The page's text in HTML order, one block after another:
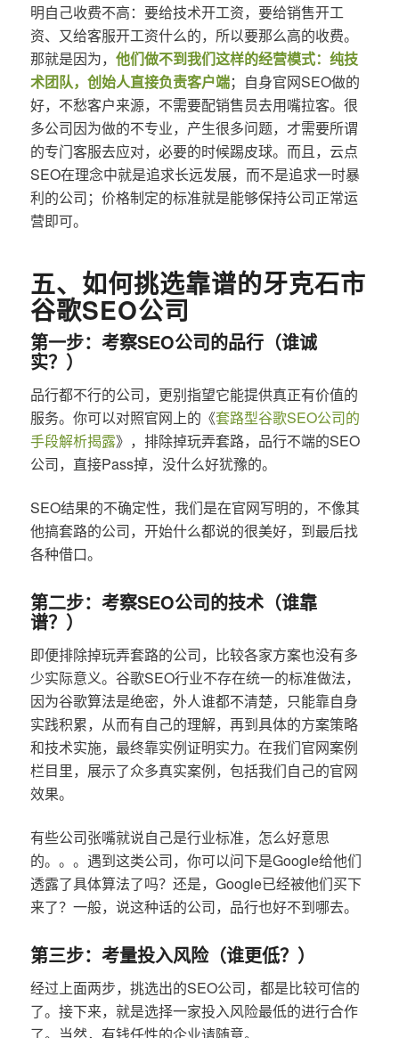
明自己收费不高：要给技术开工资，要给销售开工
资、又给客服开工资什么的，所以要那么高的收费。
那就是因为， 他们做不到我们这样的经营模式：纯技
术团队，创始人直接负责客户端；自身官网SEO做的
好，不愁客户来源，不需要配销售员去用嘴拉客。很
多公司因为做的不专业，产生很多问题，才需要所谓
的专门客服去应对，必要的时候踢皮球。而且，云点
SEO在理念中就是追求长远发展，而不是追求一时暴
利的公司；价格制定的标准就是能够保持公司正常运
营即可。
五、如何挑选靠谱的牙克石市
谷歌SEO公司
第一步：考察SEO公司的品行（谁诚
实？）
品行都不行的公司，更别指望它能提供真正有价值的
服务。你可以对照官网上的《套路型谷歌SEO公司的
手段解析揭露》，排除掉玩弄套路，品行不端的SEO
公司，直接Pass掉，没什么好犹豫的。
SEO结果的不确定性，我们是在官网写明的，不像其
他搞套路的公司，开始什么都说的很美好，到最后找
各种借口。
第二步：考察SEO公司的技术（谁靠
谱？）
即便排除掉玩弄套路的公司，比较各家方案也没有多
少实际意义。谷歌SEO行业不存在统一的标准做法，
因为谷歌算法是绝密，外人谁都不清楚，只能靠自身
实践积累，从而有自己的理解，再到具体的方案策略
和技术实施，最终靠实例证明实力。在我们官网案例
栏目里，展示了众多真实案例，包括我们自己的官网
效果。
有些公司张嘴就说自己是行业标准，怎么好意思
的。。。遇到这类公司，你可以问下是Google给他们
透露了具体算法了吗？还是，Google已经被他们买下
来了？一般，说这种话的公司，品行也好不到哪去。
第三步：考量投入风险（谁更低？）
经过上面两步，挑选出的SEO公司，都是比较可信的
了。接下来，就是选择一家投入风险最低的进行合作